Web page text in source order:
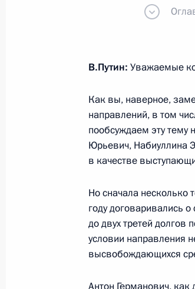
Совещание с
Встреча с
Отечества»
6 марта 2025 года, 19:45
Посещение Единого
6 марта 2025 года, 17:00
В.Путин: Уважаемые
Как вы, наверное,
направлений, в том
пообсуждаем эту тему
Юрьевич, Набиуллина
в качестве
Но сначала
году договаривались
до двух третей
условии направления
высвобождающихся
Антон Германович, как